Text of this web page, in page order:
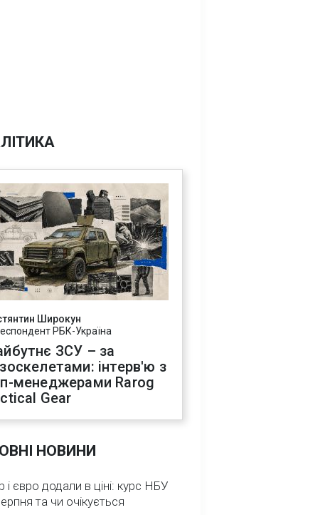
Широкун
РБК-Україна
ЗСУ – за
інтерв'ю з
менеджерами Rarog
Gear
НОВИНИ
і євро додали в ціні: курс НБУ
та чи очікується